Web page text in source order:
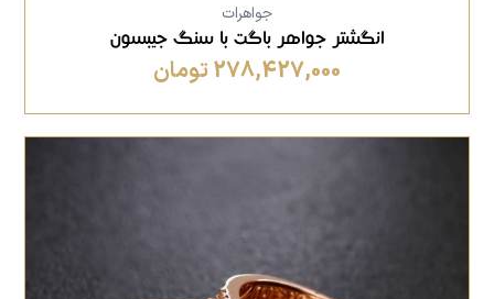
جواهرات
انگشتر جواهر باگت با سنگ جیبسون
278,427,000 تومان